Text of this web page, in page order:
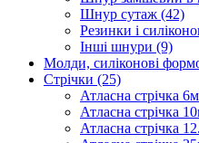
Шнур сутаж (42)
Резинки і
Інші шнури (9)
Молди, силіконові
Стрічки (25)
Атласна стрічка
Атласна стрічка
Атласна стрічка